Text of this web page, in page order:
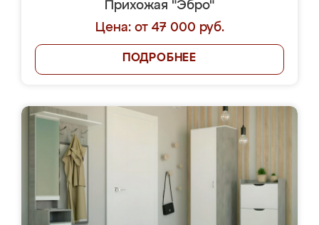
Прихожая "Эбро"
Цена: от 47 000 руб.
ПОДРОБНЕЕ